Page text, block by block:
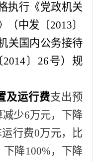
执行《党政机关
（中发〔2013〕
关国内公务接待
〕26号）规
及运行费支出预
减少6万元，下降
行费0万元，比
下降100%，下降